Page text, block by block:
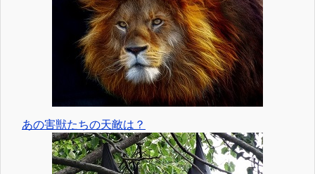
あの害獣たちの天敵は？